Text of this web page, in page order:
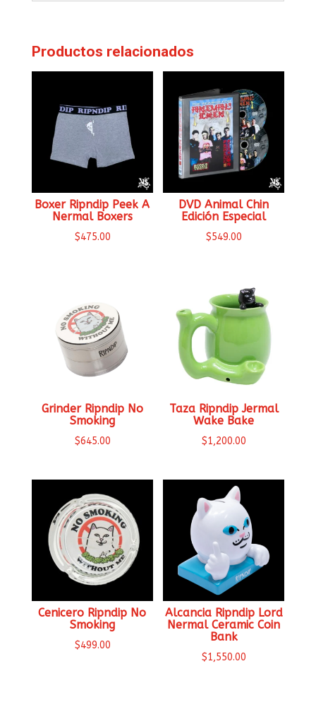
Productos relacionados
Boxer Ripndip Peek A
Nermal Boxers
$475.00
DVD Animal Chin
Edición Especial
$549.00
Grinder Ripndip No
Smoking
$645.00
Taza Ripndip Jermal
Wake Bake
$1,200.00
Cenicero Ripndip No
Smoking
$499.00
Alcancia Ripndip Lord
Nermal Ceramic Coin
Bank
$1,550.00